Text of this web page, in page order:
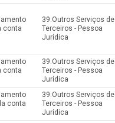
conta
39:Outros Serviços de
Terceiros - Pessoa
Jurídica
conta
39:Outros Serviços de
Terceiros - Pessoa
Jurídica
conta
39:Outros Serviços de
Terceiros - Pessoa
Jurídica